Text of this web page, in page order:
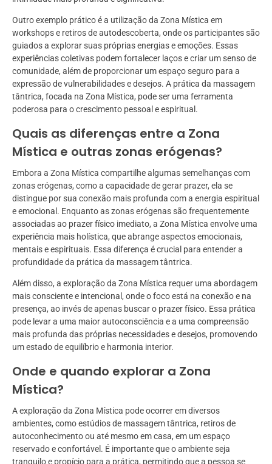
Outro exemplo prático é a utilização da Zona Mística em
workshops e retiros de autodescoberta, onde os participantes são
guiados a explorar suas próprias energias e emoções. Essas
experiências coletivas podem fortalecer laços e criar um senso de
comunidade, além de proporcionar um espaço seguro para a
expressão de vulnerabilidades e desejos. A prática da massagem
tântrica, focada na Zona Mística, pode ser uma ferramenta
poderosa para o crescimento pessoal e espiritual.
Quais as diferenças entre a Zona
Mística e outras zonas erógenas?
Embora a Zona Mística compartilhe algumas semelhanças com
zonas erógenas, como a capacidade de gerar prazer, ela se
distingue por sua conexão mais profunda com a energia espiritual
e emocional. Enquanto as zonas erógenas são frequentemente
associadas ao prazer físico imediato, a Zona Mística envolve uma
experiência mais holística, que abrange aspectos emocionais,
mentais e espirituais. Essa diferença é crucial para entender a
profundidade da prática da massagem tântrica.
Além disso, a exploração da Zona Mística requer uma abordagem
mais consciente e intencional, onde o foco está na conexão e na
presença, ao invés de apenas buscar o prazer físico. Essa prática
pode levar a uma maior autoconsciência e a uma compreensão
mais profunda das próprias necessidades e desejos, promovendo
um estado de equilíbrio e harmonia interior.
Onde e quando explorar a Zona
Mística?
A exploração da Zona Mística pode ocorrer em diversos
ambientes, como estúdios de massagem tântrica, retiros de
autoconhecimento ou até mesmo em casa, em um espaço
reservado e confortável. É importante que o ambiente seja
tranquilo e propício para a prática, permitindo que a pessoa se